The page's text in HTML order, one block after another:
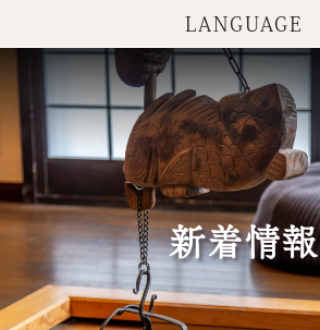
LANGUAGE
新着情報